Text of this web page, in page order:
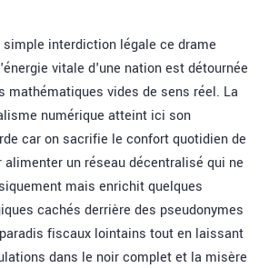
interdiction légale ce drame
vitale d'une nation est détournée
mathématiques vides de sens réel. La
numérique atteint ici son
car on sacrifie le confort quotidien de
un réseau décentralisé qui ne
mais enrichit quelques
cachés derrière des pseudonymes
fiscaux lointains tout en laissant
dans le noir complet et la misère